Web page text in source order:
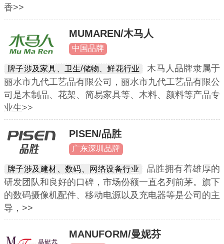
香>>
MUMAREN/木马人
中国品牌
牌子涉及家具、卫生/储物、鲜花行业
木马人品牌隶属于
丽水市九代工艺品有限公司，丽水市九代工艺品有限公
司是木制品、花架、简易家具等、木料、颜料等产品专
业生>>
PISEN/品胜
广东深圳品牌
牌子涉及建材、数码、网络设备行业
品胜拥有着雄厚的
研发团队和良好的口碑，市场份额一直名列前茅。旗下
的数码摄像机配件、移动电源以及充电器等是公司的主
导，>>
MANUFORM/曼妮芬